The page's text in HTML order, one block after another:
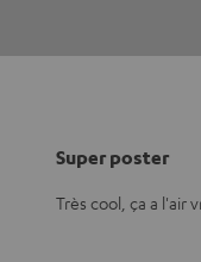
Super poster
Très cool, ça a l'air